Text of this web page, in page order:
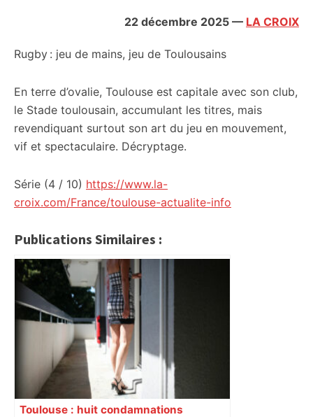
22 décembre 2025 — LA CROIX
Rugby : jeu de mains, jeu de Toulousains
En terre d’ovalie, Toulouse est capitale avec son club,
le Stade toulousain, accumulant les titres, mais
revendiquant surtout son art du jeu en mouvement,
vif et spectaculaire. Décryptage.
Série (4 / 10) https://www.la-
croix.com/France/toulouse-actualite-info
Publications Similaires :
Toulouse : huit condamnations